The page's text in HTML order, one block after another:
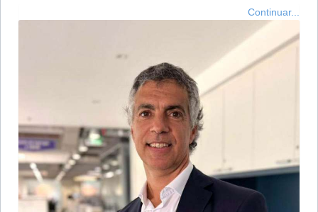
Continuar...